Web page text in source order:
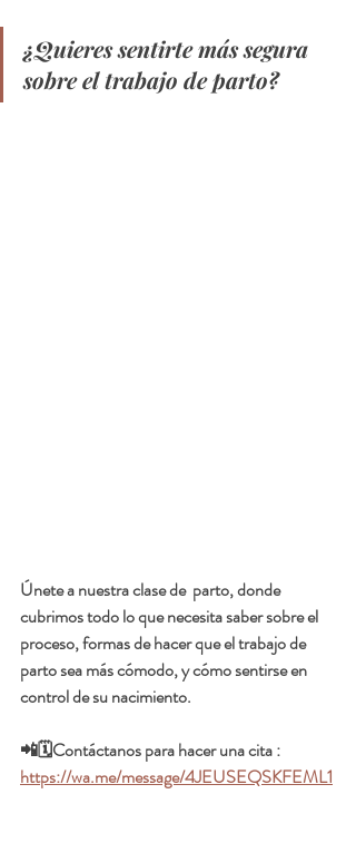
¿Quieres sentirte más segura
sobre el trabajo de parto?
Únete a nuestra clase de  parto, donde
cubrimos todo lo que necesita saber sobre el
proceso, formas de hacer que el trabajo de
parto sea más cómodo, y cómo sentirse en
control de su nacimiento.
📲🗓️Contáctanos para hacer una cita :
https://wa.me/message/4JEUSEQSKFEML1